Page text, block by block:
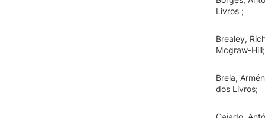
Livros ;
Brealey,
Mcgraw-Hill;
Breia,
dos Livros;